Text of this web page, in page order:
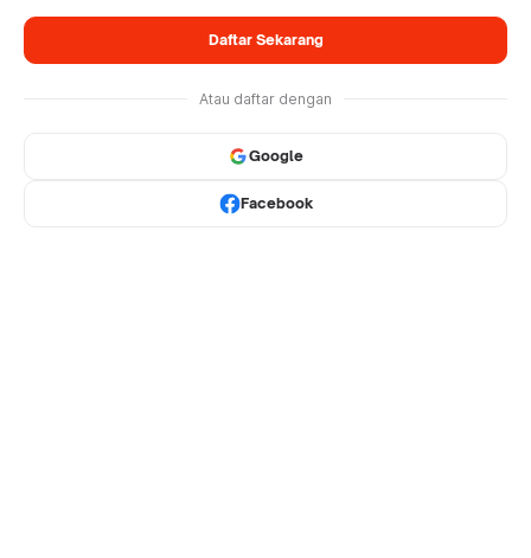
Daftar Sekarang
Atau daftar dengan
Google
Facebook